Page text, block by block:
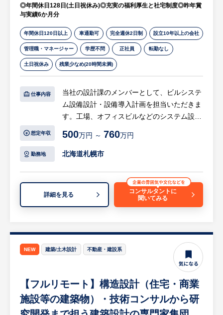
※詳細は面談時にお伝えします
プの中核を担い、昇降機の国内保守・管理台
ディングカンパニーです。
・社会インフラを支えるやりがい：エレベー
ターや空調など、人々の生活に不可欠な「当
たり前」の快適なビル空間をつくり、守る社
・働きやすさとワークライフバランス：年間
休日128日（土日祝休み）に加え、家賃の最
大8割を負担する手厚い社宅制度や柔軟に働
きやすい仕組みが整っています。
・充実した教育・評価制度：入社時の研修や
丁寧なOJTがあり、実務で身につけた専門ス
・長期的なキャリア形成が可能：アットホー
ムで相談しやすい社風のもと、現場での裁量
※詳細は面談時にお伝えします。
◎年間休日128日(土日祝休み)◎充実の福利厚生と社宅制度◎昨年賞
与実績6か月分
年間休日120日以上 車通勤可 完全週休2日制 設立10年以上の会社
管理職・マネージャー 学歴不問 正社員 転勤なし
土日祝休み 残業少なめ(20時間未満)
仕事内容
当社の設計課のメンバーとして、ビルシステ
ム設備設計・設備導入計画を担当いただきま
す。工場、オフィスビルなどのシステム設備
ステム設備を改修するにあたり、実際に現場
を見て、新規システム設備の設置計画導入計
・現場調査（お客様からのご依頼に基づき、
ステム工事における設備仕様の検討、各種図
面作成などにより設計積算）
【企業の魅力】
・圧倒的な安定基盤と実績：大手企業グルー
想定年収 500万円 ～ 760万円
勤務地 北海道札幌市
詳細を見る
コンサルタントに
聞いてみる
NEW 建築/土木設計 不動産・建設系
【フルリモート】構造設計（住宅・商業
施設等の建築物）・技術コンサルから研